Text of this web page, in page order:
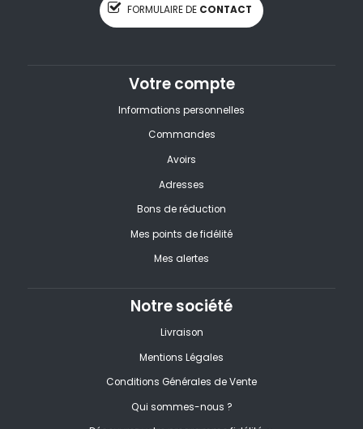
FORMULAIRE DE CONTACT
Votre compte
Informations personnelles
Commandes
Avoirs
Adresses
Bons de réduction
Mes points de fidélité
Mes alertes
Notre société
Livraison
Mentions Légales
Conditions Générales de Vente
Qui sommes-nous ?